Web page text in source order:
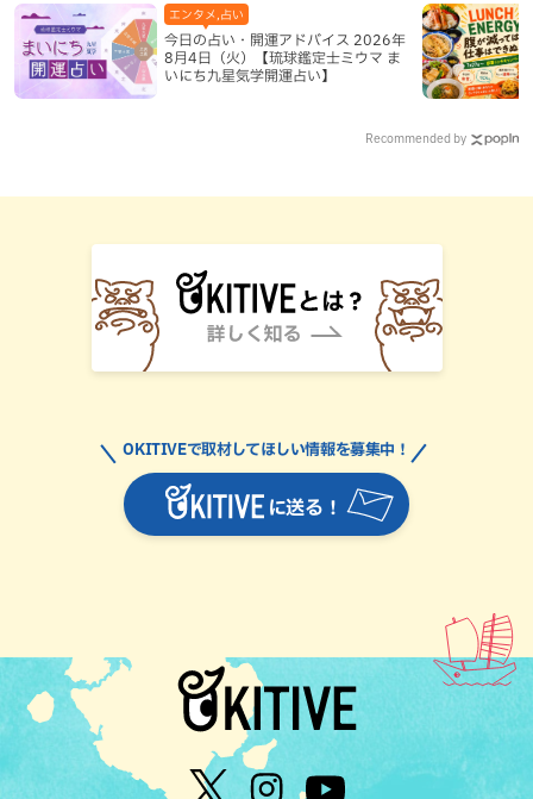
今日の占い・開運アドバイス 2026年
8月4日（火）【琉球鑑定士ミウマ ま
いにち九星気学開運占い】
エンタメ,占い
Recommended by
に送る！
OKITIVEで取材してほしい情報を募集中！